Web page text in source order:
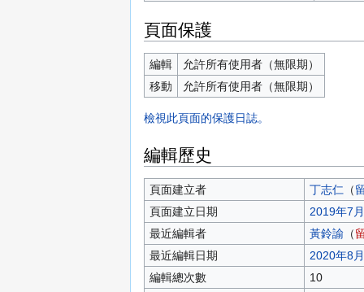
頁面保護
編輯
允許所有使用者（無限期）
移動
允許所有使用者（無限期）
檢視此頁面的保護日誌。
編輯歷史
頁面建立者 丁志仁 （
頁面建立日期
2019年7
最近編輯者
黃鈴諭（
最近編輯日期
2020年8
編輯總次數
10